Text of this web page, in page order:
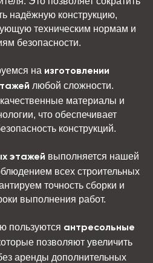
надёжную конструкцию,
техническим нормам и
безопасности.
на изготовлении
любой сложности.
материалы и
что обеспечивает
конструкций.
этажей выполняется нашей
всех строительных
точность сборки и
выполнения работ.
пользуются антресольные
позволяют увеличить
аренды дополнительных